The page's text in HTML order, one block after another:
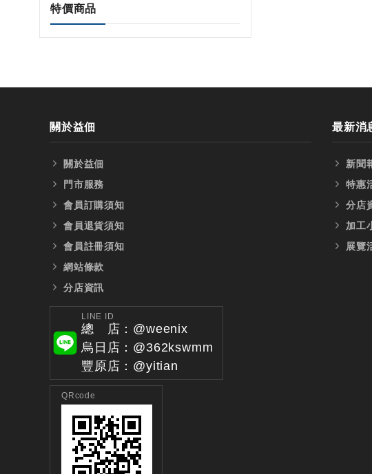
特價商品
關於益佃
關於益佃
門市服務
會員訂購須知
會員退貨須知
會員註冊須知
網站條款
分店資訊
LINE ID
總 店：@weenix
烏日店：@362kswmm
豐原店：@yitian
QRcode
最新消
新聞
特惠
分店
加工
展覽